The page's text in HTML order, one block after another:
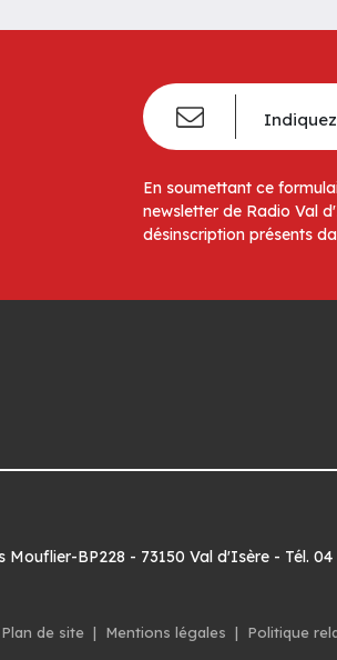
En soumettant ce
newsletter de Radio Val
désinscription présents
BP228 - 73150 Val d'Isère - Tél. 04
Plan de site | Mentions légales | Politique